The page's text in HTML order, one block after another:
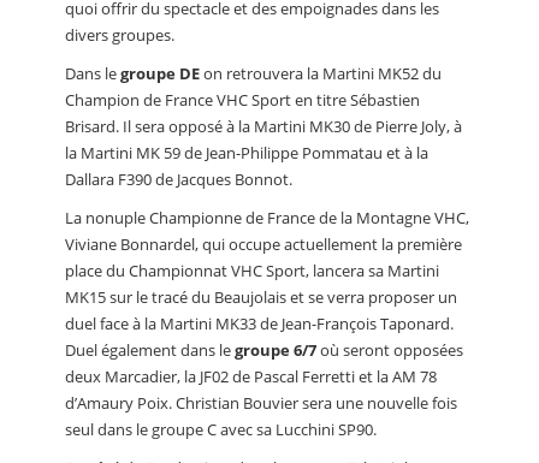
quoi offrir du spectacle et des empoignades dans les
divers groupes.
Dans legroupe DEon retrouvera la Martini MK52 du
Champion de France VHC Sport en titre Sébastien
Brisard. Il sera opposé à la Martini MK30 de Pierre Joly, à
la Martini MK 59 de Jean-Philippe Pommatau et à la
Dallara F390 de Jacques Bonnot.
La nonuple Championne de France de la Montagne VHC,
Viviane Bonnardel, qui occupe actuellement la première
place du Championnat VHC Sport, lancera sa Martini
MK15 sur le tracé du Beaujolais et se verra proposer un
duel face à la Martini MK33 de Jean-François Taponard.
Duel également dans legroupe 6/7où seront opposées
deux Marcadier, la JF02 de Pascal Ferretti et la AM 78
d’Amaury Poix. Christian Bouvier sera une nouvelle fois
seul dans le groupe C avec sa Lucchini SP90.